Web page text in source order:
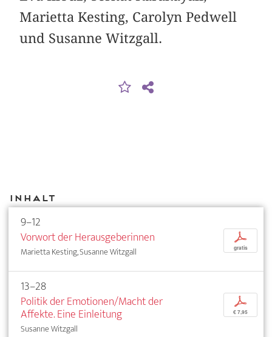
Marietta Kesting, Carolyn Pedwell
und Susanne Witzgall.
Inhalt
9–12
Vorwort der Herausgeberinnen
Marietta Kesting, Susanne Witzgall
p
gratis
13–28
Politik der Emotionen/Macht der
Affekte. Eine Einleitung
Susanne Witzgall
p
€ 7,95